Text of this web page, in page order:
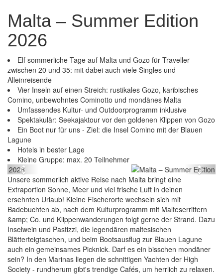
Malta – Summer Edition
2026
Elf sommerliche Tage auf Malta und Gozo für Traveller
zwischen 20 und 35: mit dabei auch viele Singles und
Alleinreisende
Vier Inseln auf einen Streich: rustikales Gozo, karibisches
Comino, unbewohntes Cominotto und mondänes Malta
Umfassendes Kultur- und Outdoorprogramm inklusive
Spektakulär: Seekajaktour vor den goldenen Klippen von Gozo
Ein Boot nur für uns - Ziel: die Insel Comino mit der Blauen
Lagune
Hotels in bester Lage
Kleine Gruppe: max. 20 Teilnehmer
Malta – Summer Edition 2026
Previous Next
Unsere sommerlich aktive Reise nach Malta bringt eine
Extraportion Sonne, Meer und viel frische Luft in deinen
ersehnten Urlaub! Kleine Fischerorte wechseln sich mit
Badebuchten ab, nach dem Kulturprogramm mit Malteserrittern
&amp; Co. und Klippenwanderungen folgt gerne der Strand. Dazu
Inselwein und Pastizzi, die legendären maltesischen
Blätterteigtaschen, und beim Bootsausflug zur Blauen Lagune
auch ein gemeinsames Picknick. Darf es ein bisschen mondäner
sein? In den Marinas liegen die schnittigen Yachten der High
Society - rundherum gibt's trendige Cafés, um herrlich zu relaxen.